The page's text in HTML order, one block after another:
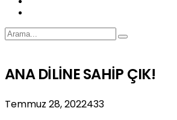
ANA DİLİNE SAHİP ÇIK!
Temmuz 28, 2022433